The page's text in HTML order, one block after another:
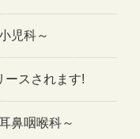
児科～
ースされます!
鼻咽喉科～